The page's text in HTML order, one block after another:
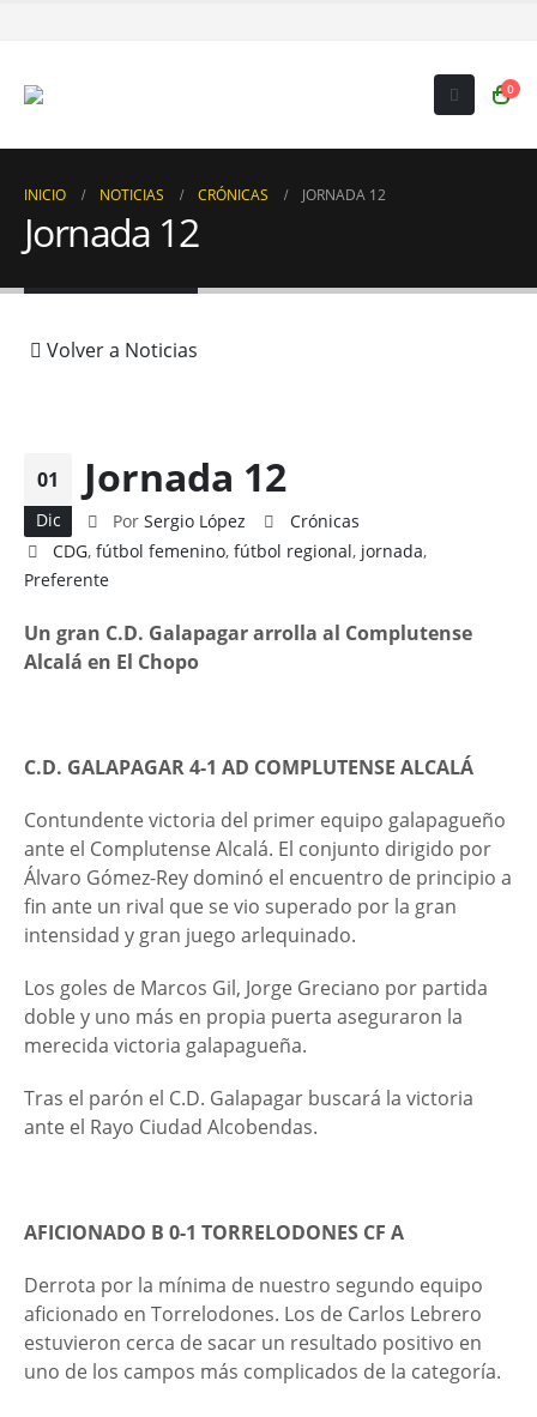
0
INICIO NOTICIAS CRÓNICAS JORNADA 12
Jornada 12
Volver a Noticias
01
Dic
Jornada 12
Por Sergio López
Crónicas
CDG,fútbol femenino,fútbol regional, jornada,
Preferente
Un gran C.D. Galapagar arrolla al Complutense
Alcalá en El Chopo
C.D. GALAPAGAR 4-1 AD COMPLUTENSE ALCALÁ
Contundente victoria del primer equipo galapagueño
ante el Complutense Alcalá. El conjunto dirigido por
Álvaro Gómez-Rey dominó el encuentro de principio a
fin ante un rival que se vio superado por la gran
intensidad y gran juego arlequinado.
Los goles de Marcos Gil, Jorge Greciano por partida
doble y uno más en propia puerta aseguraron la
merecida victoria galapagueña.
Tras el parón el C.D. Galapagar buscará la victoria
ante el Rayo Ciudad Alcobendas.
AFICIONADO B 0-1 TORRELODONES CF A
Derrota por la mínima de nuestro segundo equipo
aficionado en Torrelodones. Los de Carlos Lebrero
estuvieron cerca de sacar un resultado positivo en
uno de los campos más complicados de la categoría.